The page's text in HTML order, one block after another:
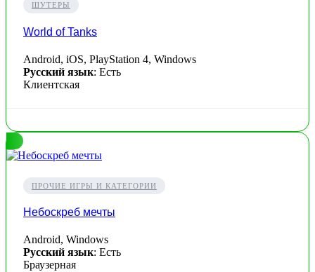
ШУТЕРЫ
World of Tanks
Android, iOS, PlayStation 4, Windows
Русский язык: Есть
Клиентская
ПРОЧИЕ ИГРЫ И КАТЕГОРИИ
Небоскреб мечты
Android, Windows
Русский язык: Есть
Браузерная